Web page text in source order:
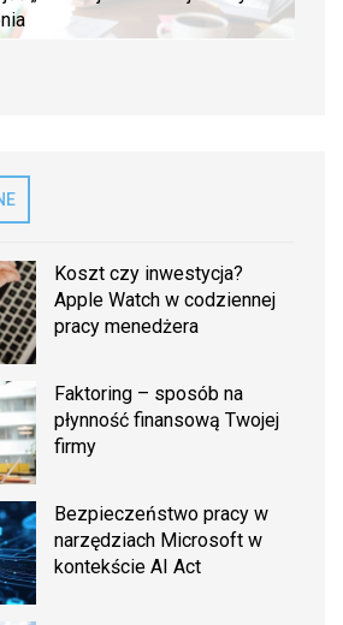
Koszt czy inwestycja?
Apple Watch w codziennej
pracy menedżera
Faktoring – sposób na
płynność finansową Twojej
firmy
Bezpieczeństwo pracy w
narzędziach Microsoft w
kontekście AI Act